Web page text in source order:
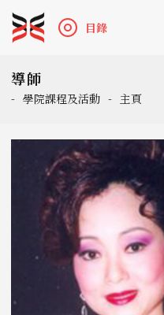
目錄
導師
- 學院課程及活動 - 主頁